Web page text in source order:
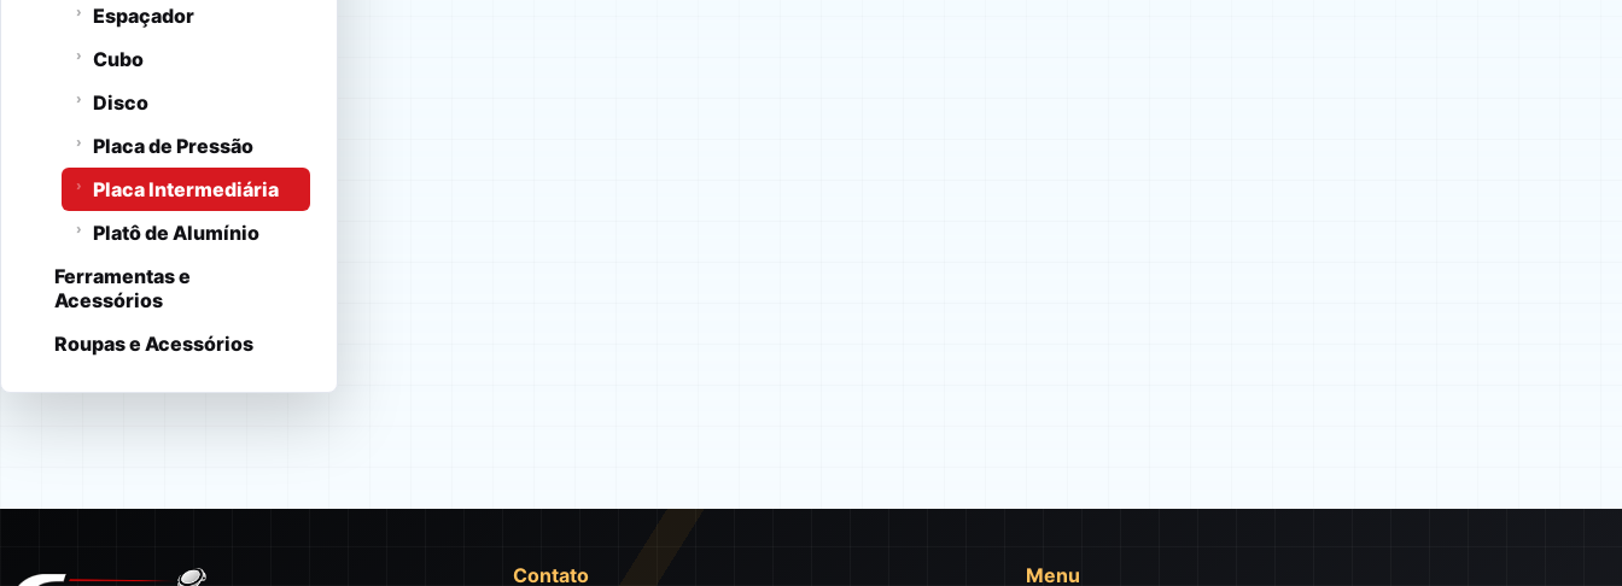
Espaçador
Cubo
Disco
Placa de Pressão
Placa Intermediária
Platô de Alumínio
Ferramentas e
Acessórios
Roupas e Acessórios
Contato Menu